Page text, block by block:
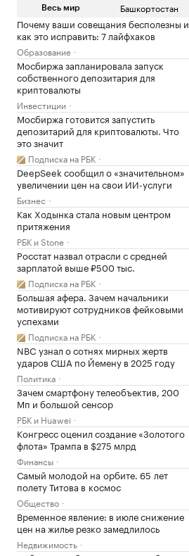
Весь мир Башкортостан
Почему ваши совещания бесполезны и
как это исправить: 7 лайфхаков
Образование
Мосбиржа запланировала запуск
собственного депозитария для
криптовалюты
Инвестиции
Мосбиржа готовится запустить
депозитарий для криптовалюты. Что
это значит
Подписка на РБК
DeepSeek сообщил о «значительном»
увеличении цен на свои ИИ-услуги
Бизнес
Как Ходынка стала новым центром
притяжения
РБК и Stone
Росстат назвал отрасли с средней
зарплатой выше ₽500 тыс.
Подписка на РБК
Большая афера. Зачем начальники
мотивируют сотрудников фейковыми
успехами
Подписка на РБК
NBC узнал о сотнях мирных жертв
ударов США по Йемену в 2025 году
Политика
Зачем смартфону телеобъектив, 200
Мп и большой сенсор
РБК и Huawei
Конгресс оценил создание «Золотого
флота» Трампа в $275 млрд
Финансы
Самый молодой на орбите. 65 лет
полету Титова в космос
Общество
Временное явление: в июле снижение
цен на жилье резко замедлилось
Недвижимость